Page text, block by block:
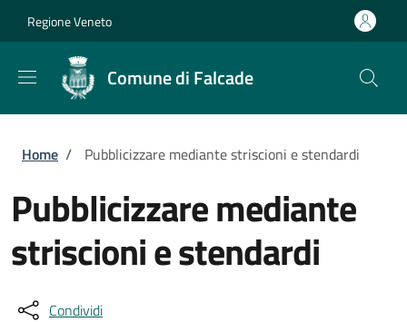
Regione Veneto
Comune di Falcade
Briciole di pane
Home / Pubblicizzare mediante striscioni e stendardi
Pubblicizzare mediante
striscioni e stendardi
Condividi